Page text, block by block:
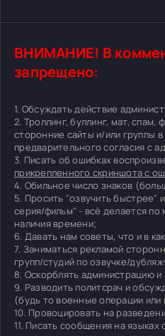
ВНИМАНИЕ! В
запрещено:
1. Обсуждать действие
2. Троллинг, буллинг, мат, спам,
сторонние сайты и/или группы
предварительного согласия с
3. Писать об ошибках
прикрепленного скриншота с
4. Обильное число знаков
5. Просить "озвучить быстрее"
серия/фильм" - всё делается
наличия времени;
6. Давать нам советы, что и в
7. Заниматься рекламой
групп/студий по озвучке/
8. Оскорблять администрацию и
9. Разводить политсрач и
(будь то военные операции
10. Провоцировать на
11. Писать сообщения на языках